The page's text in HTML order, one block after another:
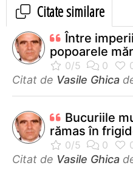
Citate similare
Între
popoarele
Citat de Vasile Ghica
Bucuriile
rămas în
Citat de Vasile Ghica